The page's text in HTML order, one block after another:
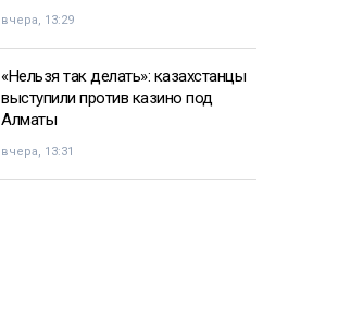
вчера, 13:29
«Нельзя так делать»: казахстанцы
выступили против казино под
Алматы
вчера, 13:31